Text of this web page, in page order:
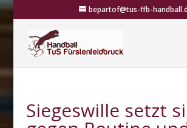
bepartof@tus-ffb-
Siegeswille setzt